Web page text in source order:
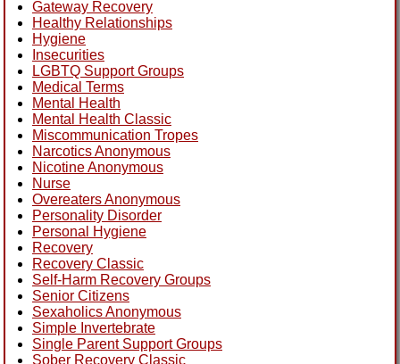
Gateway Recovery
Healthy Relationships
Hygiene
Insecurities
LGBTQ Support Groups
Medical Terms
Mental Health
Mental Health Classic
Miscommunication Tropes
Narcotics Anonymous
Nicotine Anonymous
Nurse
Overeaters Anonymous
Personality Disorder
Personal Hygiene
Recovery
Recovery Classic
Self-Harm Recovery Groups
Senior Citizens
Sexaholics Anonymous
Simple Invertebrate
Single Parent Support Groups
Sober Recovery Classic